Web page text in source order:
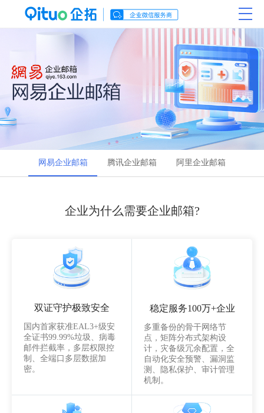
网易企业邮箱 腾讯企业邮箱 阿里企业邮箱
企业为什么需要企业邮箱?
双证守护极致安全
国内首家获准EAL3+级安
全证书99.99%垃圾、病毒
邮件拦截率，多层权限控
制、全端口多层数据加
密。
稳定服务100万+企业
多重备份的骨干网络节
点，矩阵分布式架构设
计，灾备级冗余配置，全
自动化安全预警、漏洞监
测、隐私保护、审计管理
机制。